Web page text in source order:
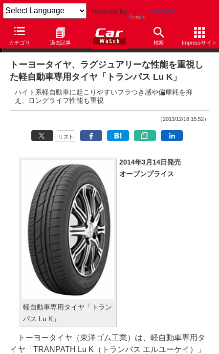
Powered by Translate
カテゴリ 過去記事 検索 Impressサイト
ニュース
トーヨータイヤ、ラグジュアリーな性能を重視し
た軽自動車専用タイヤ「トランパス Lu K」
ハイト系軽自動車に起こりやすいフラつき感や偏摩耗を抑
え、ロングライフ性能も重視
（2013/12/18 15:52）
リスト
軽自動車専用タイヤ「トラン
パス Lu K」
2014年3月14日発売
オープンプライス
トーヨータイヤ（東洋ゴム工業）は、軽自動車専用タ
イヤ「TRANPATH Lu K（トランパス エルユーケイ）」